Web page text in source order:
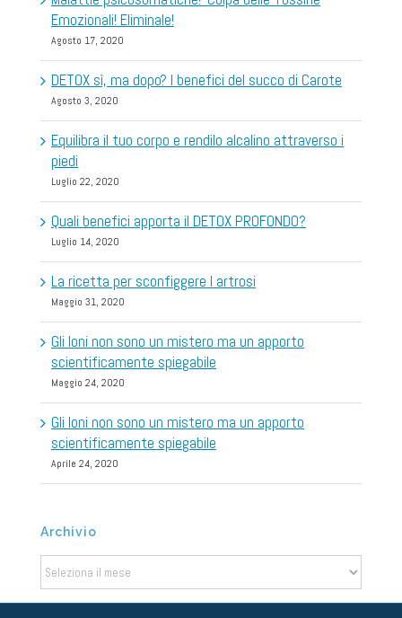
Emozionali! Eliminale!
Agosto 17, 2020
DETOX sì, ma dopo? I benefici del succo di Carote
Agosto 3, 2020
Equilibra il tuo corpo e rendilo alcalino attraverso i
piedi
Luglio 22, 2020
Quali benefici apporta il DETOX PROFONDO?
Luglio 14, 2020
La ricetta per sconfiggere l artrosi
Maggio 31, 2020
Gli Ioni non sono un mistero ma un apporto
scientificamente spiegabile
Maggio 24, 2020
Gli Ioni non sono un mistero ma un apporto
scientificamente spiegabile
Aprile 24, 2020
Archivio
Archivio